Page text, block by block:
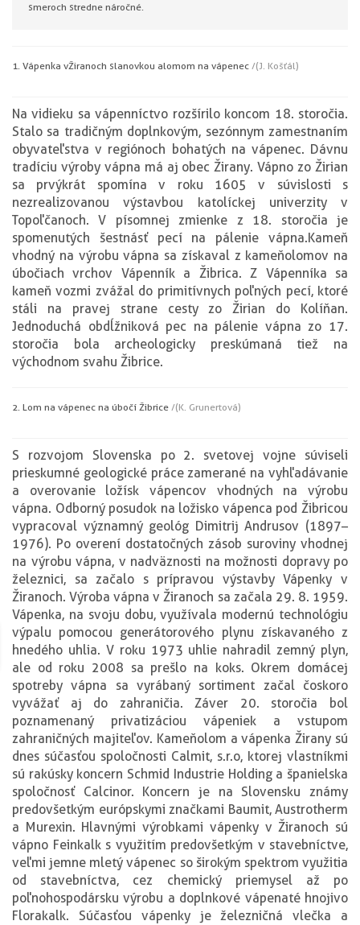
smeroch stredne náročné.
1. Vápenka v Žiranoch s lanovkou a lomom na vápenec /(J. Košťál)
Na vidieku sa vápenníctvo rozšírilo koncom 18. storočia.
Stalo sa tradičným doplnkovým, sezónnym zamestnaním
obyvateľstva v regiónoch bohatých na vápenec. Dávnu
tradíciu výroby vápna má aj obec Žirany. Vápno zo Žirian
sa prvýkrát spomína v roku 1605 v súvislosti s
nezrealizovanou výstavbou katolíckej univerzity v
Topoľčanoch. V písomnej zmienke z 18. storočia je
spomenutých šestnásť pecí na pálenie vápna.Kameň
vhodný na výrobu vápna sa získaval z kameňolomov na
úbočiach vrchov Vápenník a Žibrica. Z Vápenníka sa
kameň vozmi zvážal do primitívnych poľných pecí, ktoré
stáli na pravej strane cesty zo Žirian do Kolíňan.
Jednoduchá obdĺžniková pec na pálenie vápna zo 17.
storočia bola archeologicky preskúmaná tiež na
východnom svahu Žibrice.
2. Lom na vápenec na úbočí Žibrice /(K. Grunertová)
S rozvojom Slovenska po 2. svetovej vojne súviseli
prieskumné geologické práce zamerané na vyhľadávanie
a overovanie ložísk vápencov vhodných na výrobu
vápna. Odborný posudok na ložisko vápenca pod Žibricou
vypracoval významný geológ Dimitrij Andrusov (1897–
1976). Po overení dostatočných zásob suroviny vhodnej
na výrobu vápna, v nadväznosti na možnosti dopravy po
železnici, sa začalo s prípravou výstavby Vápenky v
Žiranoch. Výroba vápna v Žiranoch sa začala 29. 8. 1959.
Vápenka, na svoju dobu, využívala modernú technológiu
výpalu pomocou generátorového plynu získavaného z
hnedého uhlia. V roku 1973 uhlie nahradil zemný plyn,
ale od roku 2008 sa prešlo na koks. Okrem domácej
spotreby vápna sa vyrábaný sortiment začal čoskoro
vyvážať aj do zahraničia. Záver 20. storočia bol
poznamenaný privatizáciou vápeniek a vstupom
zahraničných majiteľov. Kameňolom a vápenka Žirany sú
dnes súčasťou spoločnosti Calmit, s.r.o, ktorej vlastníkmi
sú rakúsky koncern Schmid Industrie Holding a španielska
spoločnosť Calcinor. Koncern je na Slovensku známy
predovšetkým európskymi značkami Baumit, Austrotherm
a Murexin. Hlavnými výrobkami vápenky v Žiranoch sú
vápno Feinkalk s využitím predovšetkým v stavebníctve,
veľmi jemne mletý vápenec so širokým spektrom využitia
od stavebníctva, cez chemický priemysel až po
poľnohospodársku výrobu a doplnkové vápenaté hnojivo
Florakalk. Súčasťou vápenky je železničná vlečka a